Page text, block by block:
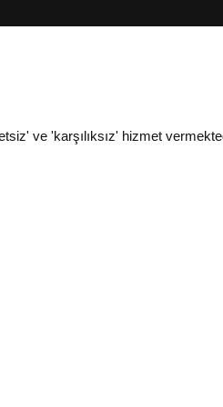
ve 'karşılıksız' hizmet